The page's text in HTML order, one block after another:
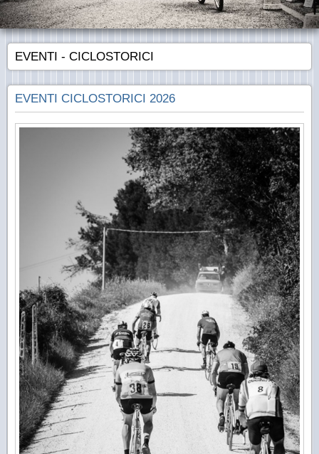
EVENTI - CICLOSTORICI
EVENTI CICLOSTORICI 2026